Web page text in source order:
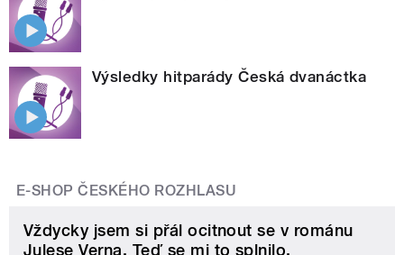
Výsledky hitparády Česká dvanáctka
E-SHOP ČESKÉHO ROZHLASU
Vždycky jsem si přál ocitnout se v románu
Julese Verna. Teď se mi to splnilo.